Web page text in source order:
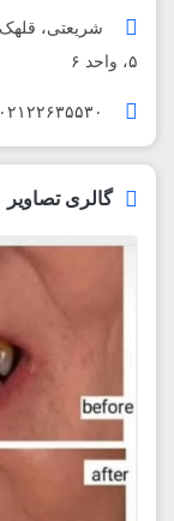
شریعتی،
۵، واحد ۶
۰۲۱۲۲۶۳۵۵۳۰- ۰۲۱۲۲۶۳۱۳۶۹
گالری تصاویر